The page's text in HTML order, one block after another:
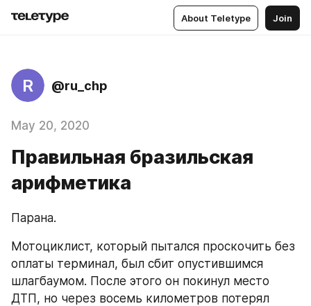
About Teletype Join
R @ru_chp
May 20, 2020
Правильная бразильская
арифметика
Парана.
Мотоциклист, который пытался проскочить без
оплаты терминал, был сбит опустившимся
шлагбаумом. После этого он покинул место
ДТП, но через восемь километров потерял